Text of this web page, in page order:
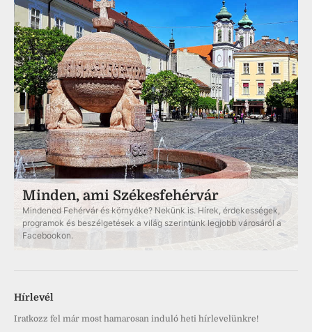
Minden, ami Székesfehérvár
Mindened Fehérvár és környéke? Nekünk is. Hírek, érdekességek,
programok és beszélgetések a világ szerintünk legjobb városáról a
Facebookon.
Hírlevél
Iratkozz fel már most hamarosan induló heti hírlevelünkre!